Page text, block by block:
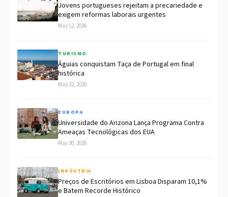
Jovens portugueses rejeitam a precariedade e
exigem reformas laborais urgentes
May 12, 2026
TURISMO
Águias conquistam Taça de Portugal em final
histórica
May 22, 2026
EUROPA
Universidade do Arizona Lança Programa Contra
Ameaças Tecnológicas dos EUA
May 30, 2026
INDÚSTRIA
Preços de Escritórios em Lisboa Disparam 10,1%
e Batem Recorde Histórico